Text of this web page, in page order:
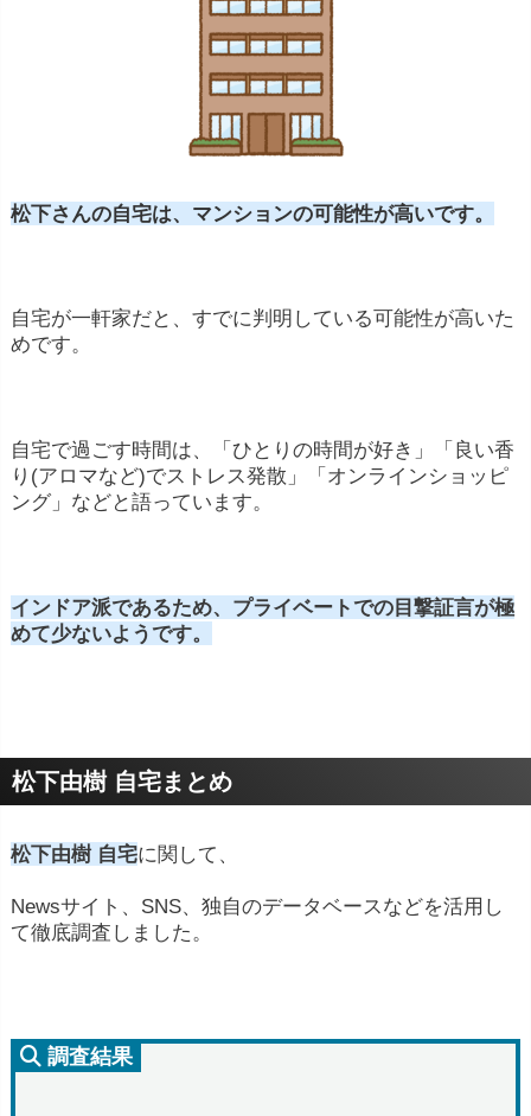
松下さんの自宅は、マンションの可能性が高いです。
自宅が一軒家だと、すでに判明している可能性が高いた
めです。
自宅で過ごす時間は、「ひとりの時間が好き」「良い香
り(アロマなど)でストレス発散」「オンラインショッピ
ング」などと語っています。
インドア派であるため、プライベートでの目撃証言が極
めて少ないようです。
松下由樹 自宅まとめ
松下由樹 自宅に関して、
Newsサイト、SNS、独自のデータベースなどを活用し
て徹底調査しました。
調査結果